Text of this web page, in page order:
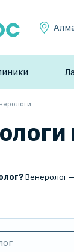
Венеролог – это врач, который